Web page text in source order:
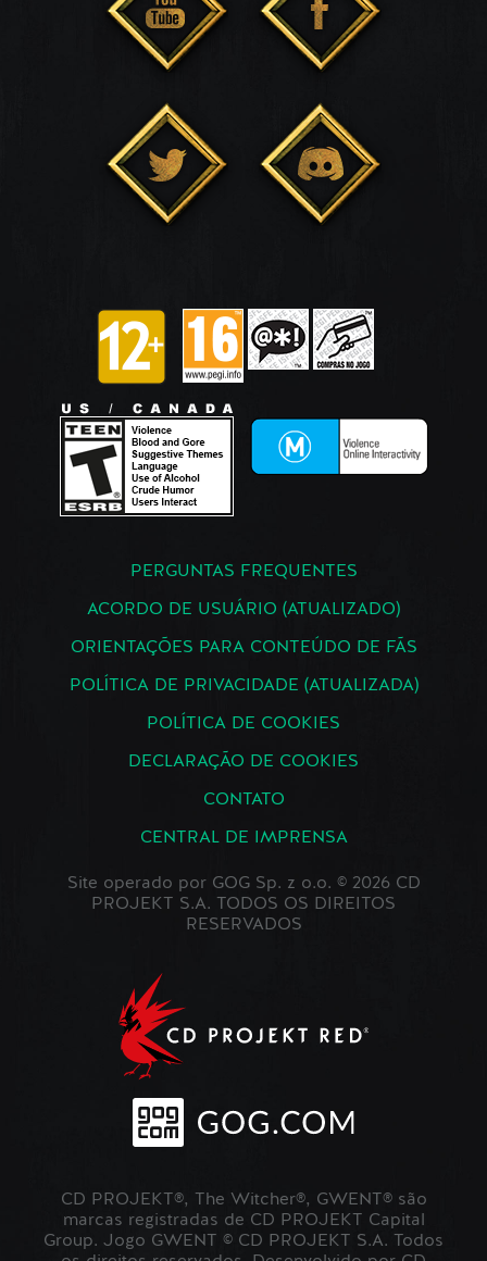
PERGUNTAS FREQUENTES
ACORDO DE USUÁRIO (ATUALIZADO)
ORIENTAÇÕES PARA CONTEÚDO DE FÃS
POLÍTICA DE PRIVACIDADE (ATUALIZADA)
POLÍTICA DE COOKIES
DECLARAÇÃO DE COOKIES
CONTATO
CENTRAL DE IMPRENSA
Site operado por GOG Sp. z o.o. © 2026 CD
PROJEKT S.A. TODOS OS DIREITOS
RESERVADOS
CD PROJEKT®, The Witcher®, GWENT® são
marcas registradas de CD PROJEKT Capital
Group. Jogo GWENT © CD PROJEKT S.A. Todos